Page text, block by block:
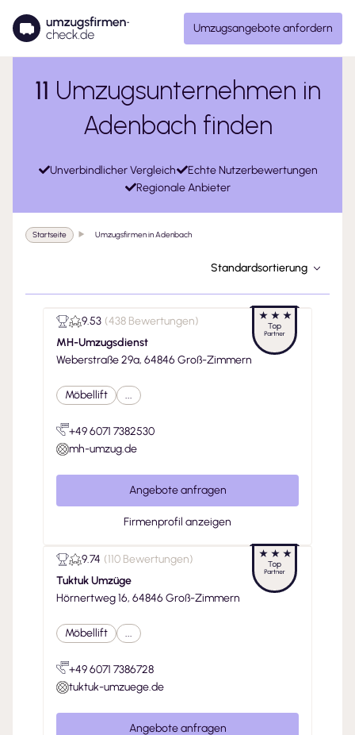
Umzugsangebote anfordern
11 Umzugsunternehmen in
Adenbach finden
Unverbindlicher Vergleich
Echte Nutzerbewertungen
Regionale Anbieter
Startseite Umzugsfirmen in Adenbach
Standardsortierung
9.53 (438 Bewertungen)
MH-Umzugsdienst
Weberstraße 29a, 64846 Groß-Zimmern
Möbellift ...
+49 6071 7382530
mh-umzug.de
Angebote anfragen
Firmenprofil anzeigen
9.74 (110 Bewertungen)
Tuktuk Umzüge
Hörnertweg 16, 64846 Groß-Zimmern
Möbellift ...
+49 6071 7386728
tuktuk-umzuege.de
Angebote anfragen